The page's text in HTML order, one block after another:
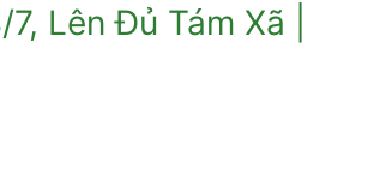
Lên Đủ Tám Xã |